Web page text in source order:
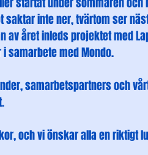
saktar inte ner, tvärtom ser
av året inleds projektet med
samarbete med Mondo.
samarbetspartners och
och vi önskar alla en riktigt